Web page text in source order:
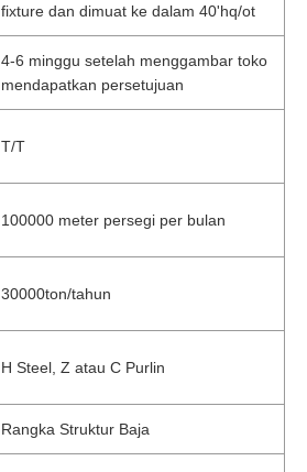
fixture dan dimuat ke dalam 40'hq/ot
4-6 minggu setelah menggambar toko
mendapatkan persetujuan
T/T
100000 meter persegi per bulan
30000ton/tahun
H Steel, Z atau C Purlin
Rangka Struktur Baja